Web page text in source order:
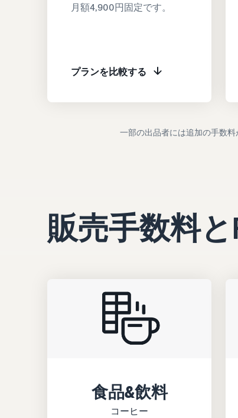
月額4,900円固定です。
プランを比較する
一部の出品者には追加の手数
販売手数料
食品&飲料
コーヒー